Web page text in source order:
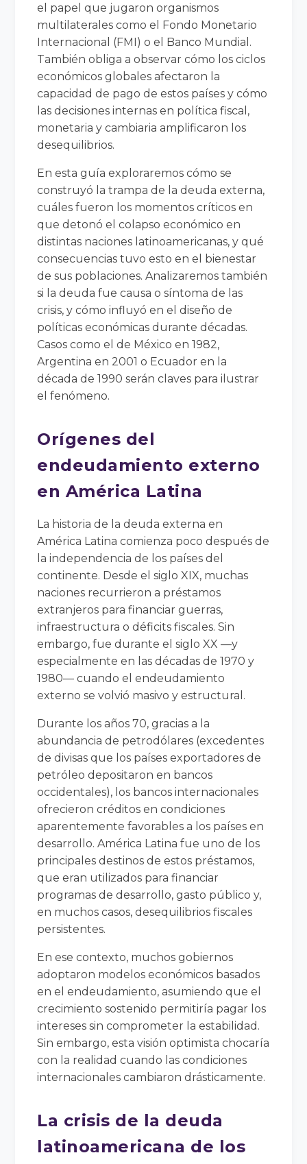
el papel que jugaron organismos
multilaterales como el Fondo Monetario
Internacional (FMI) o el Banco Mundial.
También obliga a observar cómo los ciclos
económicos globales afectaron la
capacidad de pago de estos países y cómo
las decisiones internas en política fiscal,
monetaria y cambiaria amplificaron los
desequilibrios.
En esta guía exploraremos cómo se
construyó la trampa de la deuda externa,
cuáles fueron los momentos críticos en
que detonó el colapso económico en
distintas naciones latinoamericanas, y qué
consecuencias tuvo esto en el bienestar
de sus poblaciones. Analizaremos también
si la deuda fue causa o síntoma de las
crisis, y cómo influyó en el diseño de
políticas económicas durante décadas.
Casos como el de México en 1982,
Argentina en 2001 o Ecuador en la
década de 1990 serán claves para ilustrar
el fenómeno.
Orígenes del
endeudamiento externo
en América Latina
La historia de la deuda externa en
América Latina comienza poco después de
la independencia de los países del
continente. Desde el siglo XIX, muchas
naciones recurrieron a préstamos
extranjeros para financiar guerras,
infraestructura o déficits fiscales. Sin
embargo, fue durante el siglo XX —y
especialmente en las décadas de 1970 y
1980— cuando el endeudamiento
externo se volvió masivo y estructural.
Durante los años 70, gracias a la
abundancia de petrodólares (excedentes
de divisas que los países exportadores de
petróleo depositaron en bancos
occidentales), los bancos internacionales
ofrecieron créditos en condiciones
aparentemente favorables a los países en
desarrollo. América Latina fue uno de los
principales destinos de estos préstamos,
que eran utilizados para financiar
programas de desarrollo, gasto público y,
en muchos casos, desequilibrios fiscales
persistentes.
En ese contexto, muchos gobiernos
adoptaron modelos económicos basados
en el endeudamiento, asumiendo que el
crecimiento sostenido permitiría pagar los
intereses sin comprometer la estabilidad.
Sin embargo, esta visión optimista chocaría
con la realidad cuando las condiciones
internacionales cambiaron drásticamente.
La crisis de la deuda
latinoamericana de los